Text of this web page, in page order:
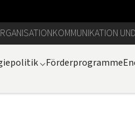
KOMMUNIKATION
⌵Förderprogramme